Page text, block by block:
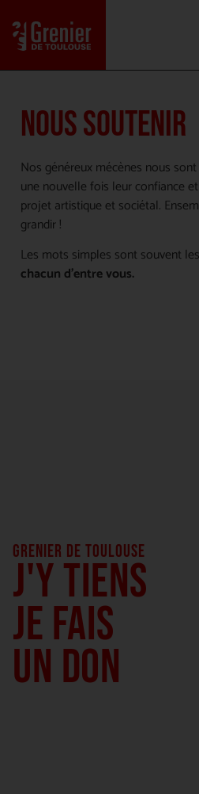
NOUS SOUTENIR
Nos généreux mécènes nous
une nouvelle fois leur confiance
projet artistique et sociétal.
grandir !
Les mots simples sont souvent
chacun d’entre vous.
GRENIER DE TOULOUSE
J'Y TIENS
JE FAIS
UN DON